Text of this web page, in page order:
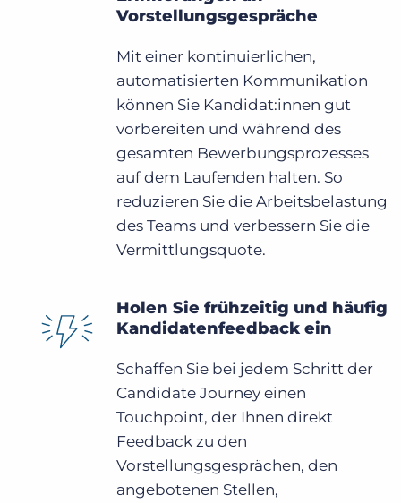
Vorstellungsgespräche
Mit einer kontinuierlichen,
automatisierten Kommunikation
können Sie Kandidat:innen gut
vorbereiten und während des
gesamten Bewerbungsprozesses
auf dem Laufenden halten. So
reduzieren Sie die Arbeitsbelastung
des Teams und verbessern Sie die
Vermittlungsquote.
Holen Sie frühzeitig und häufig
Kandidatenfeedback ein
Schaffen Sie bei jedem Schritt der
Candidate Journey einen
Touchpoint, der Ihnen direkt
Feedback zu den
Vorstellungsgesprächen, den
angebotenen Stellen,